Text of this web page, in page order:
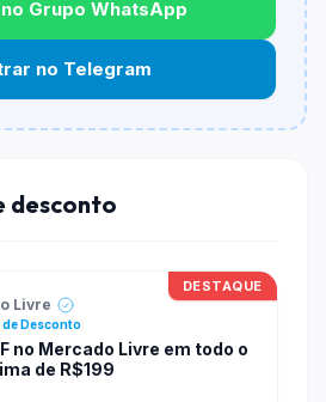
em compras.
de compra?
é Não exigido ou Não
Depende de itens participantes
ou produtos especificos podem
Grupo WhatsApp
no Telegram
desconto
DESTAQUE
Livre
Desconto
no Mercado Livre em todo o
de R$199